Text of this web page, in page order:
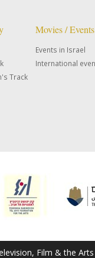
Track
Movies / Events
Events in Israel
International
Film & the